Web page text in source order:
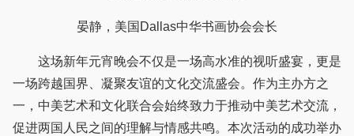
晏静，美国Dallas中华书画协会会长
这场新年元宵晚会不仅是一场高水准的视听盛宴，更是
一场跨越国界、凝聚友谊的文化交流盛会。作为主办方之
一，中美艺术和文化联合会始终致力于推动中美艺术交流，
促进两国人民之间的理解与情感共鸣。本次活动的成功举办